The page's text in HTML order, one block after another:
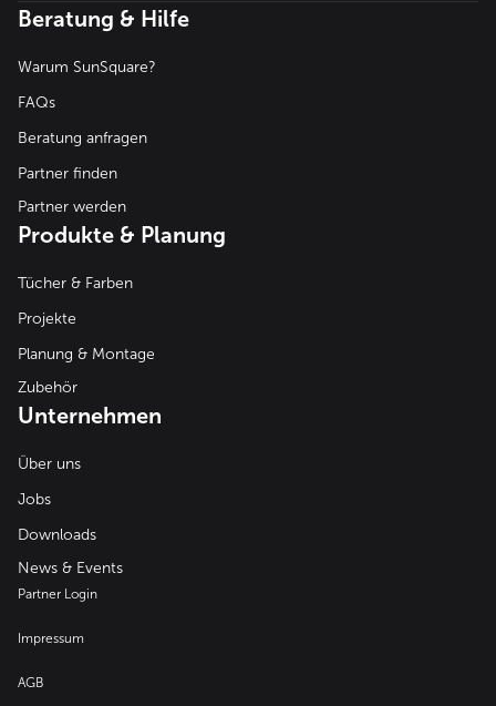
Beratung & Hilfe
Warum SunSquare?
FAQs
Beratung anfragen
Partner finden
Partner werden
Produkte & Planung
Tücher & Farben
Projekte
Planung & Montage
Zubehör
Unternehmen
Über uns
Jobs
Downloads
News & Events
Partner Login
Impressum
AGB